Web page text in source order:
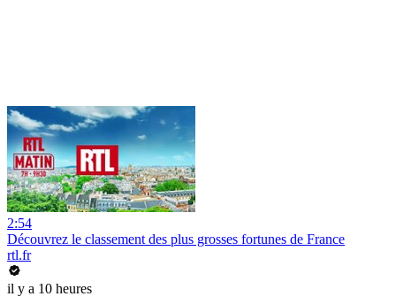
2:54
Découvrez le classement des plus grosses fortunes de France
rtl.fr
il y a 10 heures